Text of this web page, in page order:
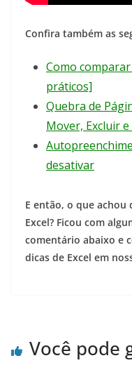
Confira também as
Como
práticos]
Quebra de
Mover, Excluir
desativar
E então, o que achou
Excel? Ficou com
comentário abaixo e
dicas de Excel em
Você pode